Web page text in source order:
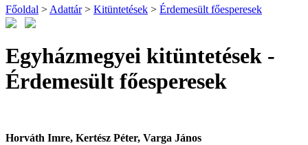
Főoldal > Adattár> Kitüntetések > Érdemesült főesperesek
Egyházmegyei kitüntetések -
Érdemesült főesperesek
Horváth Imre, Kertész Péter, Varga János